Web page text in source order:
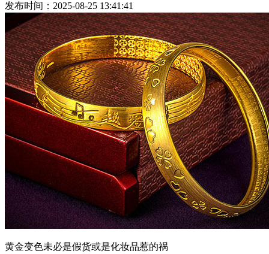
发布时间：2025-08-25 13:41:41
黄金变色未必是假货或是化妆品惹的祸